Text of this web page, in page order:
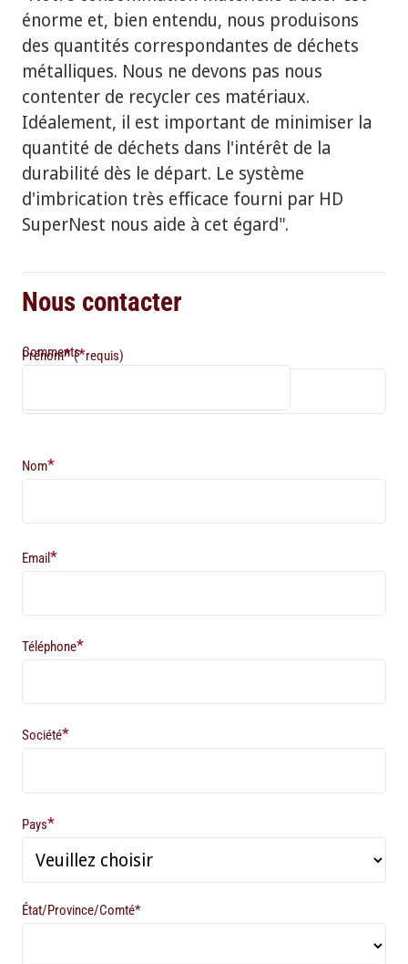
énorme et, bien entendu, nous produisons
des quantités correspondantes de déchets
métalliques. Nous ne devons pas nous
contenter de recycler ces matériaux.
Idéalement, il est important de minimiser la
quantité de déchets dans l'intérêt de la
durabilité dès le départ. Le système
d'imbrication très efficace fourni par HD
SuperNest nous aide à cet égard".
Nous contacter
Comments
Prénom*(*requis)
Nom*
Email*
Téléphone*
Société*
Pays*
État/Province/Comté*